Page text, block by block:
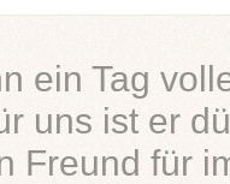
ein Tag
uns ist er
Freund für